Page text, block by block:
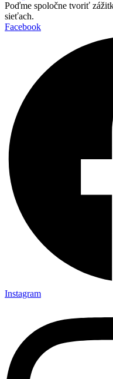
Poďme spoločne tvoriť
sieťach.
Facebook
Instagram